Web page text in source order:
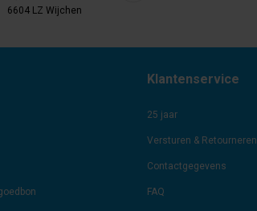
6604 LZ Wijchen
Klantenservice
25 jaar
Versturen & Retourneren
Contactgegevens
FAQ